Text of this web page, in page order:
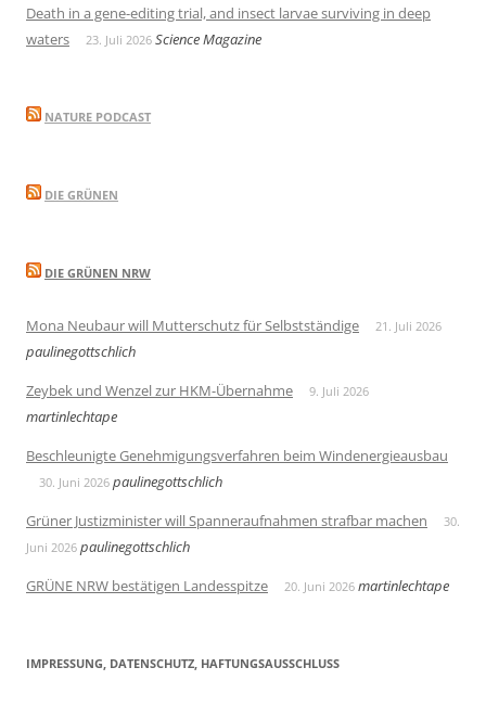
Death in a gene-editing trial, and insect larvae surviving in deep
waters
23. Juli 2026 Science Magazine
NATURE PODCAST
DIE GRÜNEN
DIE GRÜNEN NRW
Mona Neubaur will Mutterschutz für Selbstständige 21. Juli 2026
paulinegottschlich
Zeybek und Wenzel zur HKM-Übernahme
9. Juli 2026
martinlechtape
Beschleunigte Genehmigungsverfahren beim Windenergieausbau
30. Juni 2026 paulinegottschlich
Grüner Justizminister will Spanneraufnahmen strafbar machen
30.
Juni 2026 paulinegottschlich
GRÜNE NRW bestätigen Landesspitze
20. Juni 2026 martinlechtape
IMPRESSUNG, DATENSCHUTZ, HAFTUNGSAUSSCHLUSS